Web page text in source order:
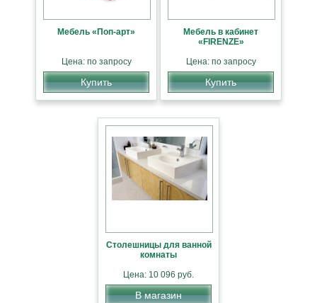
Мебель «Поп-арт»
Цена: по запросу
Купить
Мебель в кабинет
«FIRENZE»
Цена: по запросу
Купить
Столешницы для ванной
комнаты
Цена: 10 096 руб.
В магазин